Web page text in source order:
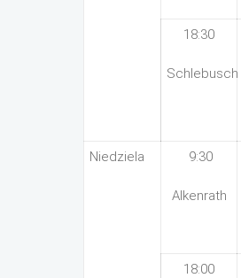
18:30
Schlebusch
Niedziela 9:30
Alkenrath
18:00